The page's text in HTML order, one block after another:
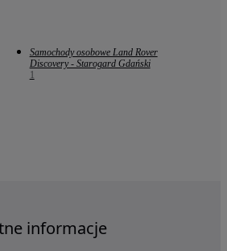
Samochody osobowe Land Rover
Discovery - Starogard Gdański
1
informacje